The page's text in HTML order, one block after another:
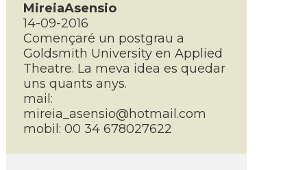
MireiaAsensio
14-09-2016
Començaré un postgrau a
Goldsmith University en Applied
Theatre. La meva idea es quedar
uns quants anys.
mail:
mireia_asensio@hotmail.com
mobil: 00 34 678027622